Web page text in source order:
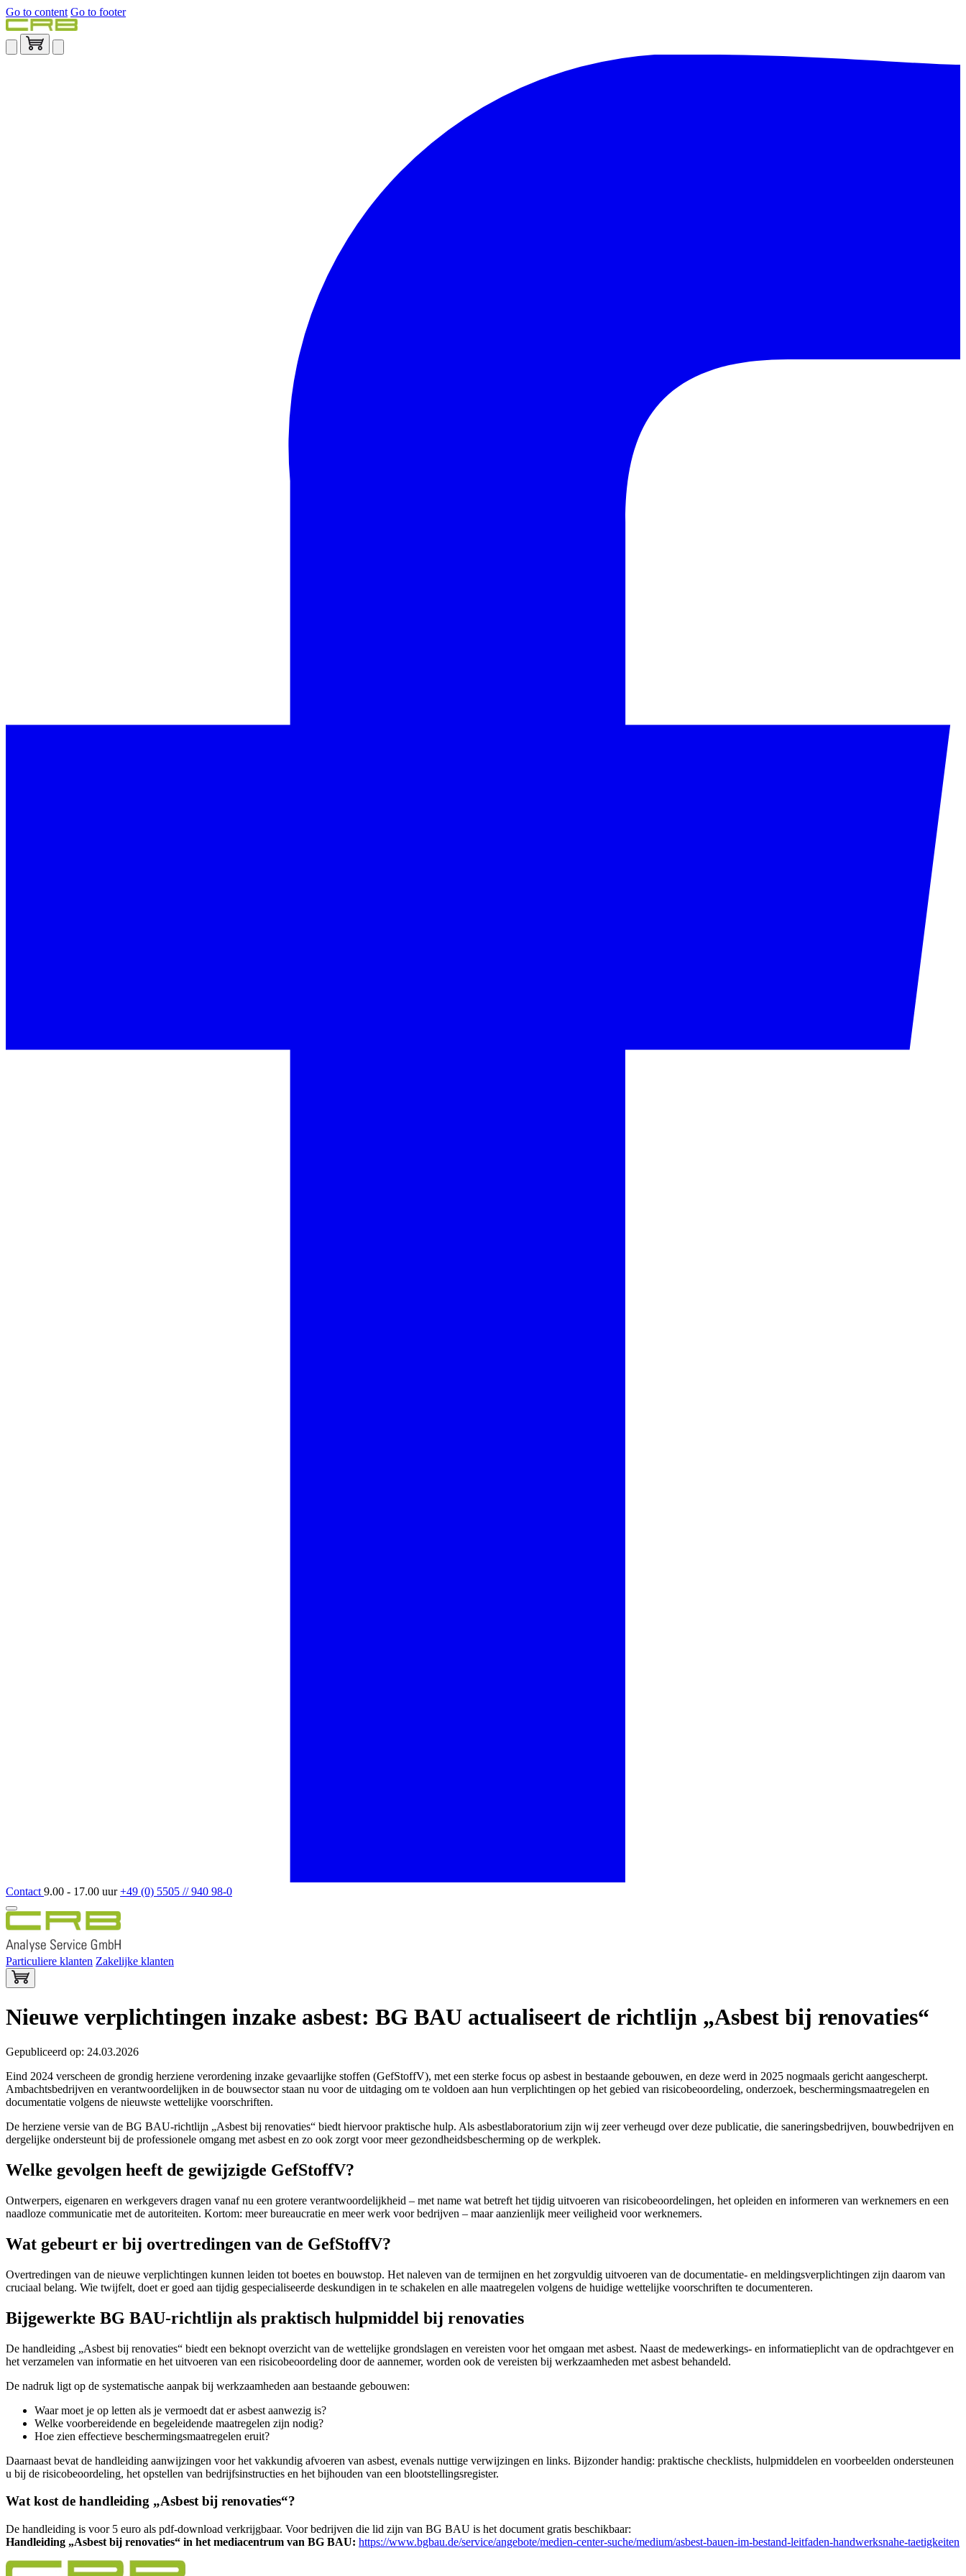
Go to content Go to footer
Contact 9.00 - 17.00 uur+49 (0) 5505 // 940 98-0
Particuliere klanten Zakelijke klanten
Nieuwe verplichtingen inzake asbest: BG BAU actualiseert de richtlijn „Asbest bij renovaties“
Gepubliceerd op: 24.03.2026
Eind 2024 verscheen de grondig herziene verordening inzake gevaarlijke stoffen (GefStoffV), met een sterke focus op asbest in bestaande gebouwen, en deze werd in 2025 nogmaals gericht aangescherpt.
Ambachtsbedrijven en verantwoordelijken in de bouwsector staan nu voor de uitdaging om te voldoen aan hun verplichtingen op het gebied van risicobeoordeling, onderzoek, beschermingsmaatregelen en
documentatie volgens de nieuwste wettelijke voorschriften.
De herziene versie van de BG BAU-richtlijn „Asbest bij renovaties“ biedt hiervoor praktische hulp. Als asbestlaboratorium zijn wij zeer verheugd over deze publicatie, die saneringsbedrijven, bouwbedrijven en
dergelijke ondersteunt bij de professionele omgang met asbest en zo ook zorgt voor meer gezondheidsbescherming op de werkplek.
Welke gevolgen heeft de gewijzigde GefStoffV?
Ontwerpers, eigenaren en werkgevers dragen vanaf nu een grotere verantwoordelijkheid – met name wat betreft het tijdig uitvoeren van risicobeoordelingen, het opleiden en informeren van werknemers en een
naadloze communicatie met de autoriteiten. Kortom: meer bureaucratie en meer werk voor bedrijven – maar aanzienlijk meer veiligheid voor werknemers.
Wat gebeurt er bij overtredingen van de GefStoffV?
Overtredingen van de nieuwe verplichtingen kunnen leiden tot boetes en bouwstop. Het naleven van de termijnen en het zorgvuldig uitvoeren van de documentatie- en meldingsverplichtingen zijn daarom van
cruciaal belang. Wie twijfelt, doet er goed aan tijdig gespecialiseerde deskundigen in te schakelen en alle maatregelen volgens de huidige wettelijke voorschriften te documenteren.
Bijgewerkte BG BAU-richtlijn als praktisch hulpmiddel bij renovaties
De handleiding „Asbest bij renovaties“ biedt een beknopt overzicht van de wettelijke grondslagen en vereisten voor het omgaan met asbest. Naast de medewerkings- en informatieplicht van de opdrachtgever en
het verzamelen van informatie en het uitvoeren van een risicobeoordeling door de aannemer, worden ook de vereisten bij werkzaamheden met asbest behandeld.
De nadruk ligt op de systematische aanpak bij werkzaamheden aan bestaande gebouwen:
Waar moet je op letten als je vermoedt dat er asbest aanwezig is?
Welke voorbereidende en begeleidende maatregelen zijn nodig?
Hoe zien effectieve beschermingsmaatregelen eruit?
Daarnaast bevat de handleiding aanwijzingen voor het vakkundig afvoeren van asbest, evenals nuttige verwijzingen en links. Bijzonder handig: praktische checklists, hulpmiddelen en voorbeelden ondersteunen
u bij de risicobeoordeling, het opstellen van bedrijfsinstructies en het bijhouden van een blootstellingsregister.
Wat kost de handleiding „Asbest bij renovaties“?
De handleiding is voor 5 euro als pdf-download verkrijgbaar. Voor bedrijven die lid zijn van BG BAU is het document gratis beschikbaar:
Handleiding „Asbest bij renovaties“ in het mediacentrum van BG BAU: https://www.bgbau.de/service/angebote/medien-center-suche/medium/asbest-bauen-im-bestand-leitfaden-handwerksnahe-taetigkeiten